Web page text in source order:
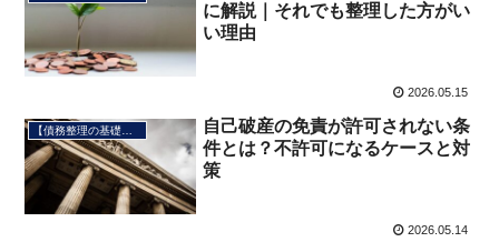
に解説｜それでも整理した方がい
い理由
2026.05.15
【債務整理の基礎知識】
自己破産の免責が許可されない条
件とは？不許可になるケースと対
策
2026.05.14